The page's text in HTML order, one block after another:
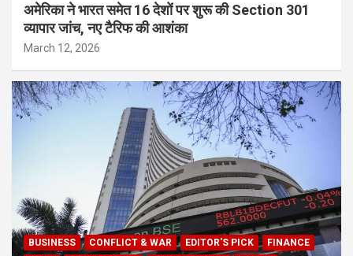
अमेरिका ने भारत समेत 16 देशों पर शुरू की Section 301
व्यापार जांच, नए टैरिफ की आशंका
March 12, 2026
BUSINESS CONFLICT & WAR EDITOR'S PICK
FINANCE